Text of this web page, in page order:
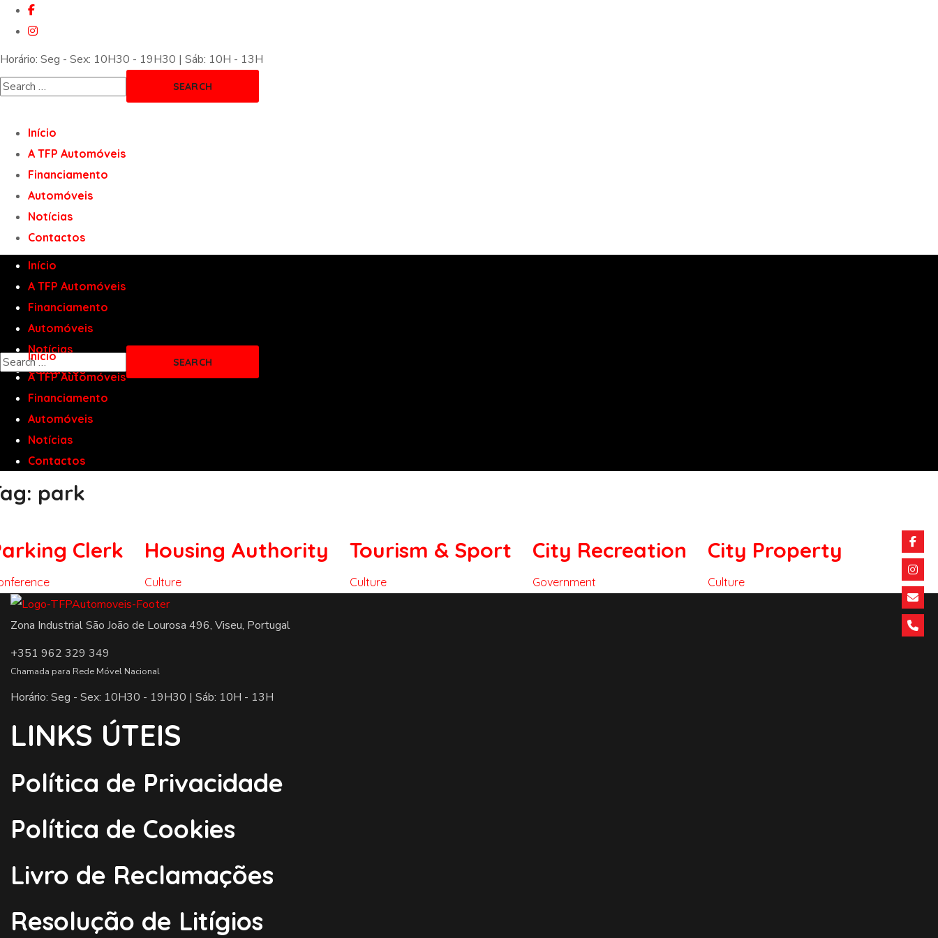
Horário: Seg - Sex: 10H30 - 19H30 | Sáb: 10H - 13H
Início
A TFP Automóveis
Financiamento
Automóveis
Notícias
Contactos
Início
A TFP Automóveis
Financiamento
Automóveis
Notícias
Contactos
Início
A TFP Automóveis
Financiamento
Automóveis
Notícias
Contactos
park
Clerk Housing Authority
Culture
Tourism & Sport
Culture
City Recreation
Government
City Property
Culture
Zona Industrial São João de Lourosa 496, Viseu, Portugal
+351 962 329 349
Chamada para Rede Móvel Nacional
Horário: Seg - Sex: 10H30 - 19H30 | Sáb: 10H - 13H
LINKS ÚTEIS
Política de Privacidade
Política de Cookies
Livro de Reclamações
Resolução de Litígios